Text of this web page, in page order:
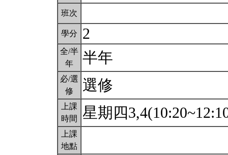
班次
學分 2
全/半
年
半年
必/選
修
選修
上課
時間
星期四
上課
地點